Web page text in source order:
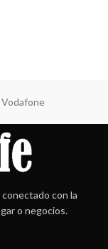
Vodafone
con la
o negocios.